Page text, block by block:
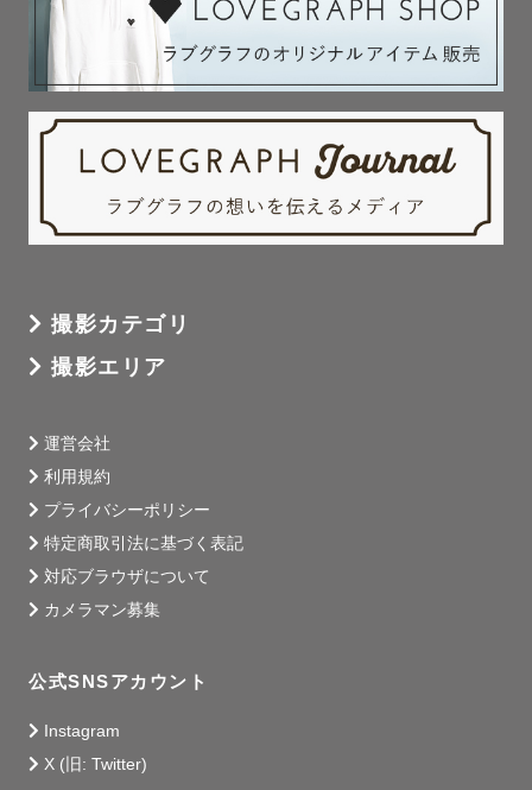
撮影カテゴリ
撮影エリア
運営会社
利用規約
プライバシーポリシー
特定商取引法に基づく表記
対応ブラウザについて
カメラマン募集
公式SNSアカウント
Instagram
X (旧: Twitter)